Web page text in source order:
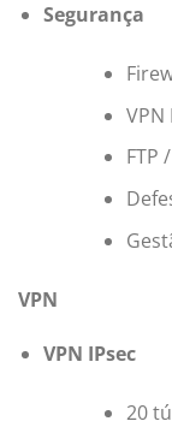
Segurança
FTP
VPN
VPN IPsec
20